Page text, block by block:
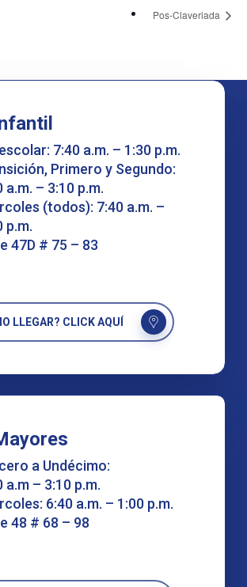
Pos-Claveriada
7:40 a.m. – 1:30 p.m.
Primero y Segundo:
a.m. – 3:10 p.m.
(todos): 7:40 a.m. –
p.m.
47D # 75 – 83
LLEGAR? CLICK AQUÍ
a Undécimo:
a.m – 3:10 p.m.
6:40 a.m. – 1:00 p.m.
48 # 68 – 98